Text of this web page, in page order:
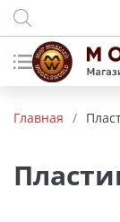
Главная /